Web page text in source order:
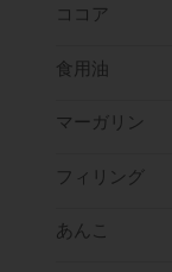
ココア
食用油
マーガリン
フィリング
あんこ